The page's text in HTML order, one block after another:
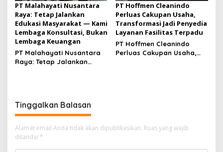
PT Malahayati Nusantara
Raya: Tetap Jalankan
Edukasi Masyarakat — Kami
Lembaga Konsultasi, Bukan
Lembaga Keuangan
PT Malahayati Nusantara
Raya: Tetap Jalankan
PT Hoffmen Cleanindo
Perluas Cakupan Usaha,
Transformasi Jadi Penyedia
Layanan Fasilitas Terpadu
PT Hoffmen Cleanindo
Perluas Cakupan Usaha,
Tinggalkan Balasan
Alamat email Anda tidak akan dipublikasikan. Ruas yang wajib
ditandai *